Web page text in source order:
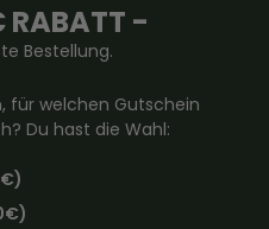
RABATT -
Bestellung.
für welchen Gutschein
Du hast die Wahl: